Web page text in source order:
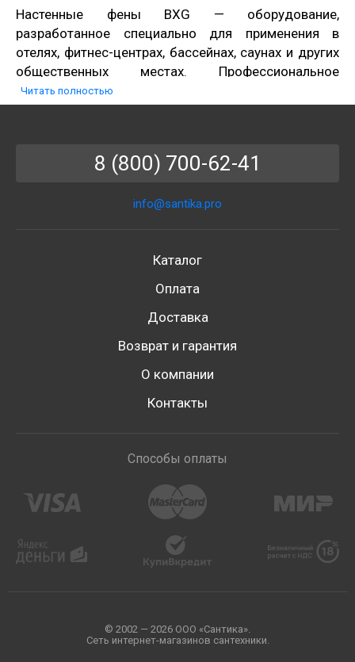
Настенные фены BXG — оборудование,
разработанное специально для применения в
отелях, фитнес-центрах, бассейнах, саунах и других
общественных местах. Профессиональное
оборудование этого бренда обладает
компактными размерами, стильным эргономичным
Почему сотрудничать с нами
выгодно?
включает как бюджетные модели, так и
высокотехнологичные устройства с высокой
достаточно сравнить новинки — фены BXG-1600,
1200 и другие. Мы предлагаемсантехнику БХГ
все фены для сушки волос BXG действует
Читать полностью
8 (800) 700-62-41
info@santika.pro
Каталог
Оплата
Доставка
Возврат и гарантия
О компании
Контакты
Способы оплаты
© 2002 — 2026 ООО «Сантика».
Сеть интернет-магазинов сантехники.